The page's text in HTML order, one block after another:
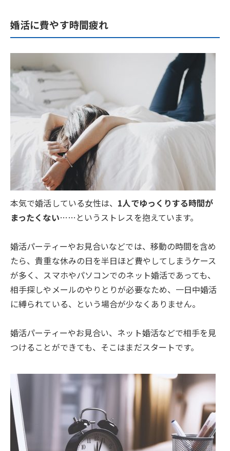
婚活に費やす時間疲れ
本気で婚活している女性は、 1人でゆっくりする時間が
まったくない……というストレスを抱えています。
婚活パーティーやお見合いなどでは、移動の時間を含め
たら、貴重な休みの日を半日ほど費やしてしまうケース
が多く、スマホやパソコンでのネット婚活であっても、
相手探しやメールのやりとりが必要なため、一日中婚活
に縛られている、という場合が少なくありません。
婚活パーティーやお見合い、ネット婚活などで相手を見
つけることができても、そこはまだスタートです。